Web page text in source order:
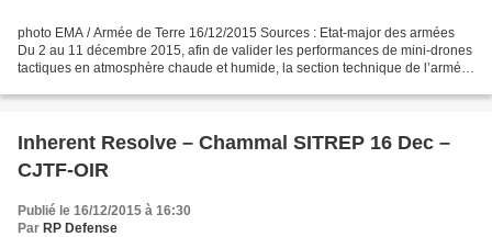
photo EMA / Armée de Terre 16/12/2015 Sources : Etat-major des armées
Du 2 au 11 décembre 2015, afin de valider les performances de mini-drones
tactiques en atmosphère chaude et humide, la section technique de l’armée
Inherent Resolve – Chammal SITREP 16 Dec –
CJTF-OIR
Publié le 16/12/2015 à 16:30
Par RP Defense